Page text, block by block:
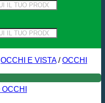
OCCHI E VISTA / OCCHI